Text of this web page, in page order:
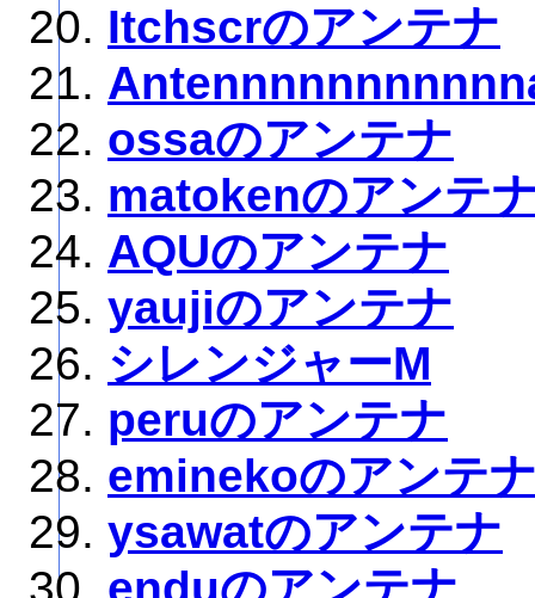
Itchscrのアンテナ
ossaのアンテナ
matokenのアンテ
AQUのアンテナ
yaujiのアンテナ
シレンジャーM
peruのアンテナ
eminekoのアンテ
ysawatのアンテナ